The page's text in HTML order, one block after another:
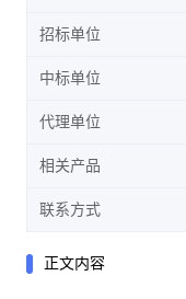
招标单位
中标单位
代理单位
相关产品
联系方式
正文内容